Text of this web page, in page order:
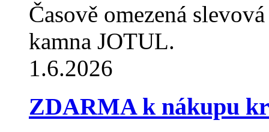
Časově omezená
kamna JOTUL.
1.6.2026
ZDARMA k nákupu